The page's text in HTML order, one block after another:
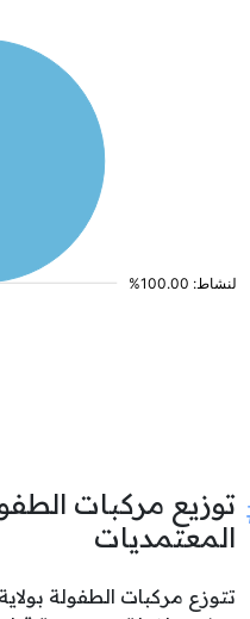
توزيع مركبات
المعتمديات